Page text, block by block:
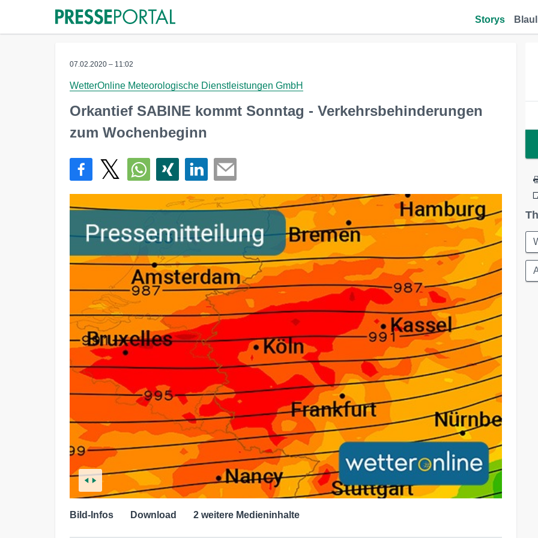
Storys
07.02.2020 – 11:02
WetterOnline Meteorologische Dienstleistungen GmbH
Orkantief SABINE kommt Sonntag - Verkehrsbehinderungen
zum Wochenbeginn
Bild-Infos Download 2 weitere Medieninhalte